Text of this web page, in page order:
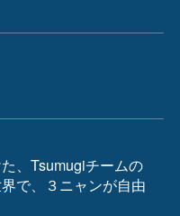
、Tsumugiチームの
で、３ニャンが自由